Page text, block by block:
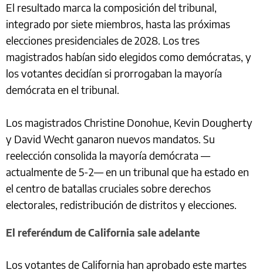
El resultado marca la composición del tribunal,
integrado por siete miembros, hasta las próximas
elecciones presidenciales de 2028. Los tres
magistrados habían sido elegidos como demócratas, y
los votantes decidían si prorrogaban la mayoría
demócrata en el tribunal.
Los magistrados Christine Donohue, Kevin Dougherty
y David Wecht ganaron nuevos mandatos. Su
reelección consolida la mayoría demócrata —
actualmente de 5-2— en un tribunal que ha estado en
el centro de batallas cruciales sobre derechos
electorales, redistribución de distritos y elecciones.
El referéndum de California sale adelante
Los votantes de California han aprobado este martes